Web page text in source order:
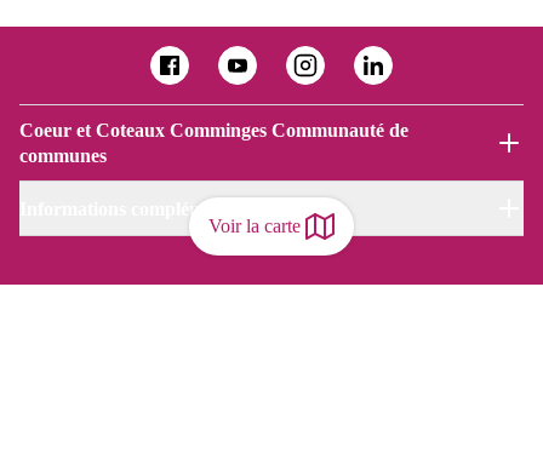
Voir la carte
Coeur et Coteaux Comminges Communauté de
communes
Informations complémentaires